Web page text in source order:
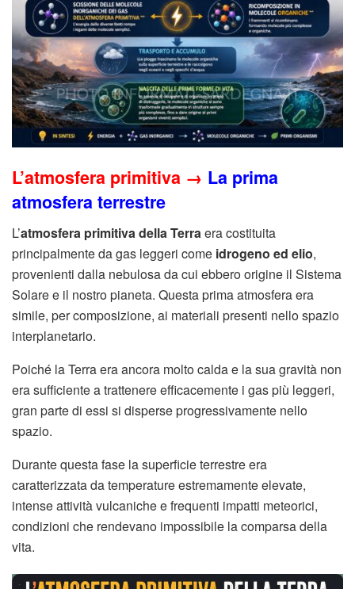
L’atmosfera primitiva → La prima
atmosfera terrestre
L’atmosfera primitiva della Terraera costituita
principalmente da gas leggeri come idrogeno ed elio,
provenienti dalla nebulosa da cui ebbero origine il Sistema
Solare e il nostro pianeta. Questa prima atmosfera era
simile, per composizione, ai materiali presenti nello spazio
interplanetario.
Poiché la Terra era ancora molto calda e la sua gravità non
era sufficiente a trattenere efficacemente i gas più leggeri,
gran parte di essi si disperse progressivamente nello
spazio.
Durante questa fase la superficie terrestre era
caratterizzata da temperature estremamente elevate,
intense attività vulcaniche e frequenti impatti meteorici,
condizioni che rendevano impossibile la comparsa della
vita.